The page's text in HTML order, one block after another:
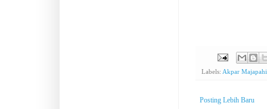
Labels: Akpar
Posting Lebih Baru